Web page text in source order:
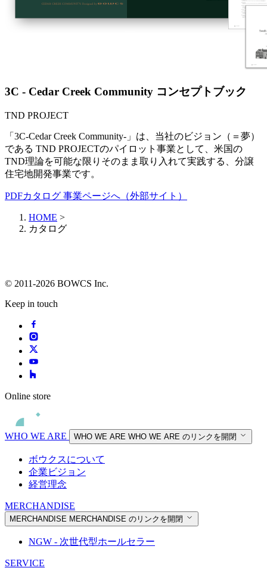
3C - Cedar Creek Community コンセプトブック
TND PROJECT
「3C-Cedar Creek Community-」は、当社のビジョン（＝夢）
である TND PROJECTのパイロット事業として、米国の
TND理論を可能な限りそのまま取り入れて実践する、分譲
住宅地開発事業です。
PDFカタログ 事業ページへ（外部サイト）
HOME >
カタログ
© 2011-2026 BOWCS Inc.
Keep in touch
Online store
WHO WE ARE WHO WE ARE WHO WE ARE のリンクを開閉
ボウクスについて
企業ビジョン
経営理念
MERCHANDISE
MERCHANDISE MERCHANDISE のリンクを開閉
NGW - 次世代型ホールセラー
SERVICE